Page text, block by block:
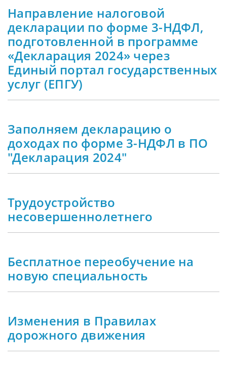
Направление налоговой
декларации по форме 3-НДФЛ,
подготовленной в программе
«Декларация 2024» через
Единый портал государственных
услуг (ЕПГУ)
Заполняем декларацию о
доходах по форме 3-НДФЛ в ПО
"Декларация 2024"
Трудоустройство
несовершеннолетнего
Бесплатное переобучение на
новую специальность
Изменения в Правилах
дорожного движения